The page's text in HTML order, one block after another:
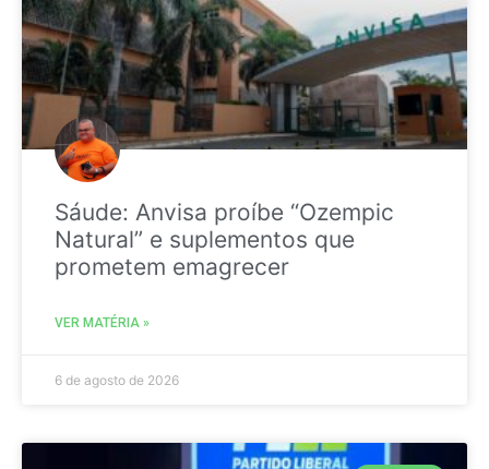
Sáude: Anvisa proíbe “Ozempic
Natural” e suplementos que
prometem emagrecer
VER MATÉRIA »
6 de agosto de 2026